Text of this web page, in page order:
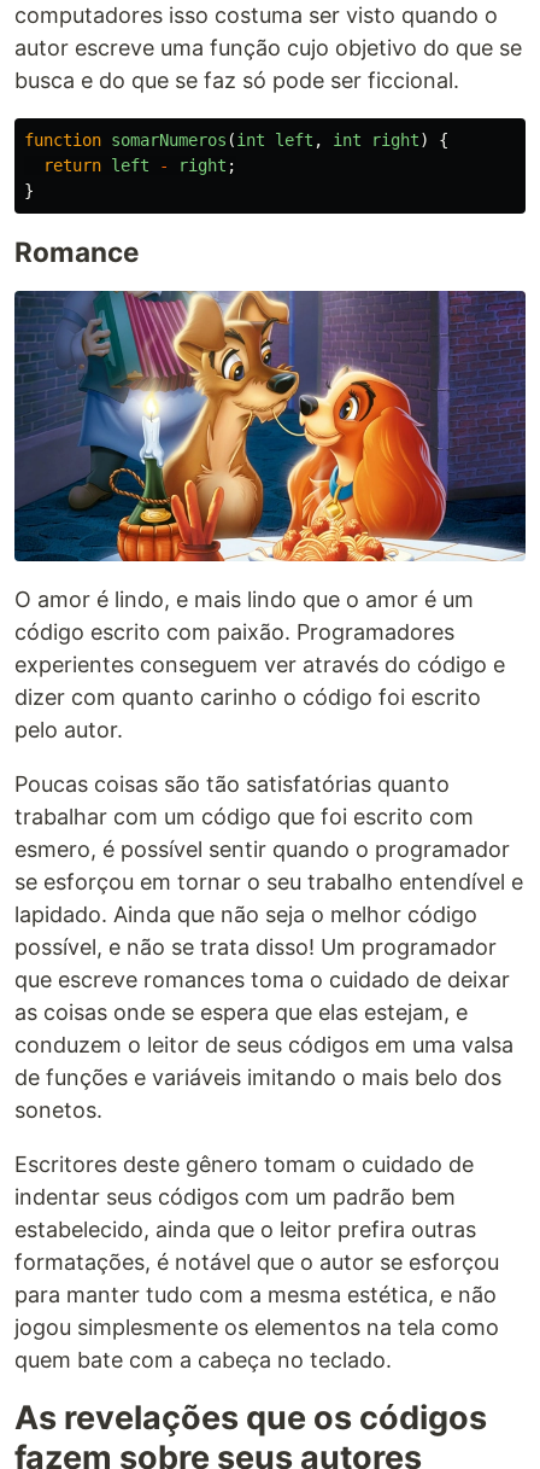
computadores isso costuma ser visto quando o
autor escreve uma função cujo objetivo do que se
busca e do que se faz só pode ser ficcional.
function somarNumeros (int left , int right)
{
return left - right ;
}
Romance
O amor é lindo, e mais lindo que o amor é um
código escrito com paixão. Programadores
experientes conseguem ver através do código e
dizer com quanto carinho o código foi escrito
pelo autor.
Poucas coisas são tão satisfatórias quanto
trabalhar com um código que foi escrito com
esmero, é possível sentir quando o programador
se esforçou em tornar o seu trabalho entendível e
lapidado. Ainda que não seja o melhor código
possível, e não se trata disso! Um programador
que escreve romances toma o cuidado de deixar
as coisas onde se espera que elas estejam, e
conduzem o leitor de seus códigos em uma valsa
de funções e variáveis imitando o mais belo dos
sonetos.
Escritores deste gênero tomam o cuidado de
indentar seus códigos com um padrão bem
estabelecido, ainda que o leitor prefira outras
formatações, é notável que o autor se esforçou
para manter tudo com a mesma estética, e não
jogou simplesmente os elementos na tela como
quem bate com a cabeça no teclado.
As revelações que os códigos
fazem sobre seus autores